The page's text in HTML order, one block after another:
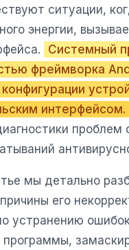
ситуации,
энергии,
Системный
фреймворка
конфигурации
интерфейсом.
мы детально
его
устранению
программы,